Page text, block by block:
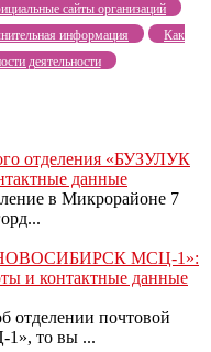
сайты организаций
информация
Как
деятельности
отделения «БУЗУЛУК
данные
в Микрорайоне 7
«НОВОСИБИРСК МСЦ-1»:
и контактные данные
отделении почтовой
то вы ...